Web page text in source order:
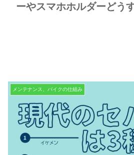
ーやスマホホルダーどう
メンテナンス、バイクの仕組み